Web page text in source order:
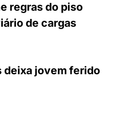
regras do piso
de cargas
deixa jovem ferido